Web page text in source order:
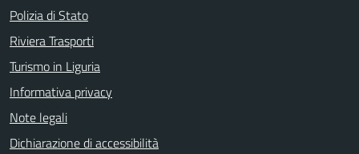
Polizia di Stato
Riviera Trasporti
Turismo in Liguria
Informativa privacy
Note legali
Dichiarazione di accessibilità